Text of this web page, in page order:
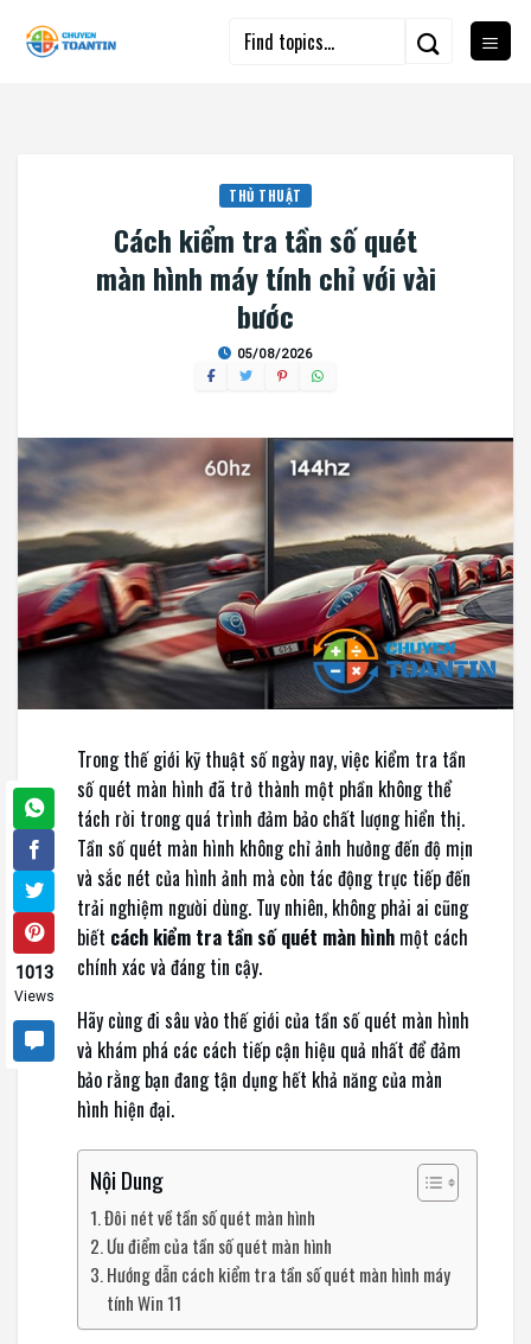
THỦ THUẬT
Cách kiểm tra tần số quét
màn hình máy tính chỉ với vài
bước
05/08/2026
1013
Views
Trong thế giới kỹ thuật số ngày nay, việc kiểm tra tần
số quét màn hình đã trở thành một phần không thể
tách rời trong quá trình đảm bảo chất lượng hiển thị.
Tần số quét màn hình không chỉ ảnh hưởng đến độ mịn
và sắc nét của hình ảnh mà còn tác động trực tiếp đến
trải nghiệm người dùng. Tuy nhiên, không phải ai cũng
biết cách kiểm tra tần số quét màn hình một cách
chính xác và đáng tin cậy.
Hãy cùng đi sâu vào thế giới của tần số quét màn hình
và khám phá các cách tiếp cận hiệu quả nhất để đảm
bảo rằng bạn đang tận dụng hết khả năng của màn
hình hiện đại.
Nội Dung
Đôi nét về tần số quét màn hình
Ưu điểm của tần số quét màn hình
Hướng dẫn cách kiểm tra tần số quét màn hình máy
tính Win 11